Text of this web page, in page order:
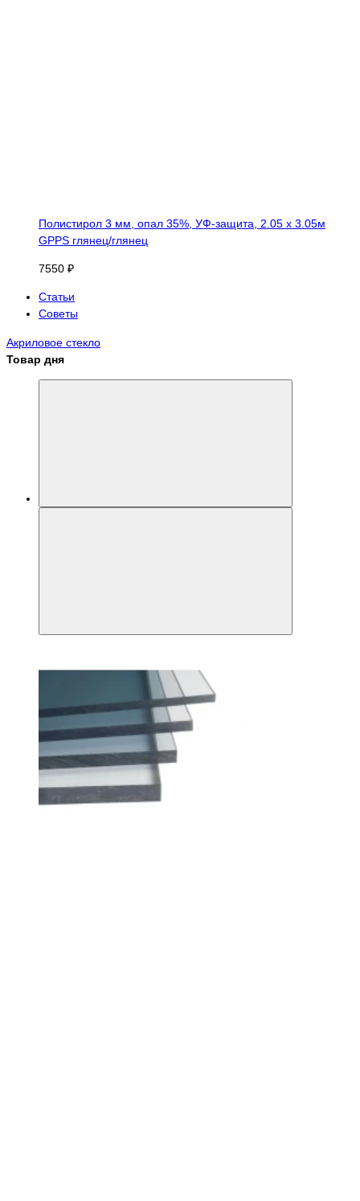
Полистирол 3 мм, опал 35%, УФ-защита, 2.05 х 3.05м
GPPS глянец/глянец
7550 ₽
Статьи
Советы
Акриловое стекло
Товар дня